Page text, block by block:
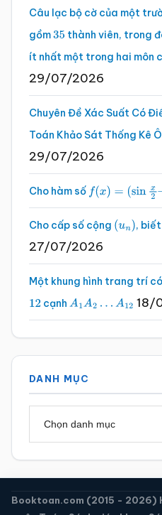
Câu lạc bộ cờ của một
gồm35 thành viên, trong
ít nhất một trong hai môn
29/07/2026
Chuyên Đề Xác Suất Có
Toán Khảo Sát Thống Kê
29/07/2026
Cho hàm số f(x)=(sinx2 –
Cho cấp số cộng (un),
27/07/2026
Một khung hình trang trí
12 cạnh A1A2…A 12 18/
DANH MỤC
Booktoan.com (2015 - 2026)